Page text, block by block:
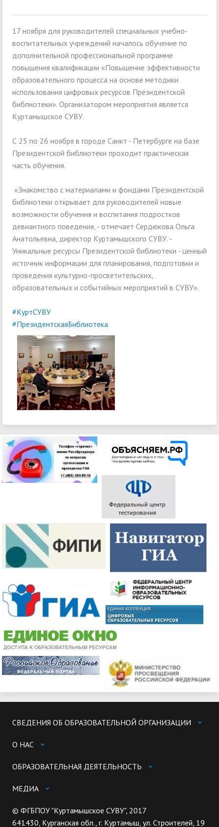
17 ноября для руководителей специальных учебно-
воспитательных учреждений началось обучение по
дополнительной профессиональной программе
повышения квалификации «Повышение эффективности
образовательного процесса на основе методики
использования цифровых ресурсов Президентской
библиотеки». Организатором мероприятия является
Куртамышское СУВУ.
С 25 по 26 ноября в городе Санкт - Петербурге на базе
Президентской библиотеки проходит практическая
часть обучения.
«Знакомство с материалами и фондами Президентской
библиотеки открывает для руководителей новые
возможности обучения и воспитания подростков
девиантного поведения, - отмечает Сердюкова Ольга
Анатольевна, директор Куртамышского СУВУ. -
Уникальные ресурсы Президентской библиотеки - ценный
источник информации для планирования, подготовки и
проведения культурно-просветительских,
образовательных и событийных мероприятий в СУВУ».
#КуртСУВУ
#ПрезидентскаяБиблиотека
СВЕДЕНИЯ ОБ ОБРАЗОВАТЕЛЬНОЙ ОРГАНИЗАЦИИ
О НАС
ОБРАЗОВАТЕЛЬНАЯ ДЕЯТЕЛЬНОСТЬ
МЕДИА
© ФГБПОУ "Куртамышское СУВУ", 2017
641430, Курганская обл., г. Куртамыш, ул. Строителей, 19